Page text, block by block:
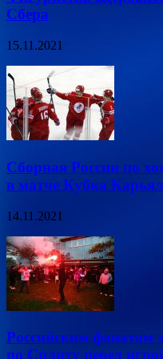
Сбера
15.11.2021
Сборная России по
в матче Кубка
14.11.2021
Российским фанатам
по Сплиту перед